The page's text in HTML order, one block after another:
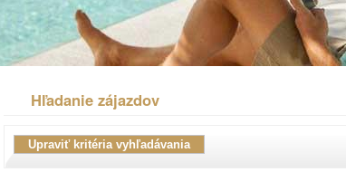
Hľadanie zájazdov